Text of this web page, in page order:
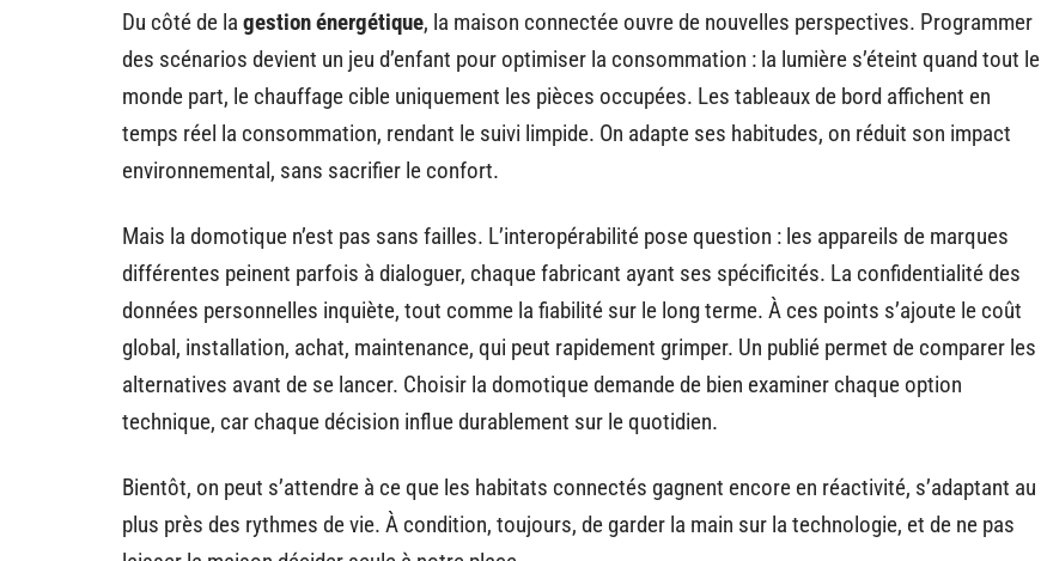
Du côté de la gestion énergétique, la maison connectée ouvre de nouvelles perspectives. Programmer
des scénarios devient un jeu d’enfant pour optimiser la consommation : la lumière s’éteint quand tout le
monde part, le chauffage cible uniquement les pièces occupées. Les tableaux de bord affichent en
temps réel la consommation, rendant le suivi limpide. On adapte ses habitudes, on réduit son impact
environnemental, sans sacrifier le confort.
Mais la domotique n’est pas sans failles. L’interopérabilité pose question : les appareils de marques
différentes peinent parfois à dialoguer, chaque fabricant ayant ses spécificités. La confidentialité des
données personnelles inquiète, tout comme la fiabilité sur le long terme. À ces points s’ajoute le coût
global, installation, achat, maintenance, qui peut rapidement grimper. Un publié permet de comparer les
alternatives avant de se lancer. Choisir la domotique demande de bien examiner chaque option
technique, car chaque décision influe durablement sur le quotidien.
Bientôt, on peut s’attendre à ce que les habitats connectés gagnent encore en réactivité, s’adaptant au
plus près des rythmes de vie. À condition, toujours, de garder la main sur la technologie, et de ne pas